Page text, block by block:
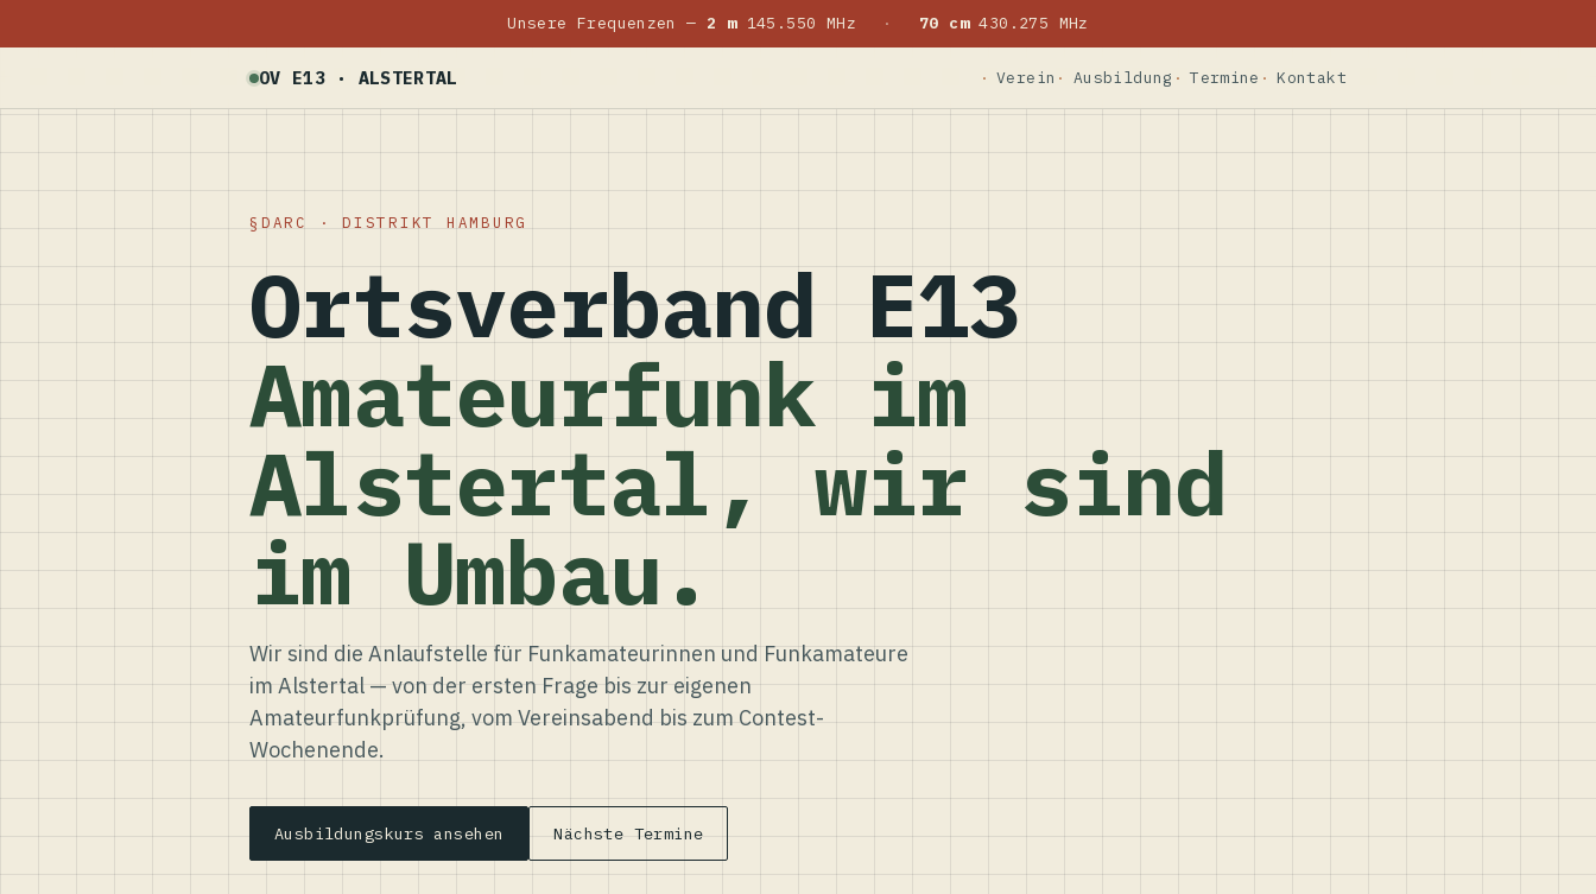
Unsere Frequenzen — 2 m145.550 MHz · 70 cm430.275 MHz
OV E13 · ALSTERTAL Verein Ausbildung Termine Kontakt
DARC · DISTRIKT HAMBURG
Ortsverband E13
Amateurfunk im
Alstertal, wir sind
im Umbau.
Wir sind die Anlaufstelle für Funkamateurinnen und Funkamateure
im Alstertal — von der ersten Frage bis zur eigenen
Amateurfunkprüfung, vom Vereinsabend bis zum Contest-
Wochenende.
Ausbildungskurs ansehen Nächste Termine